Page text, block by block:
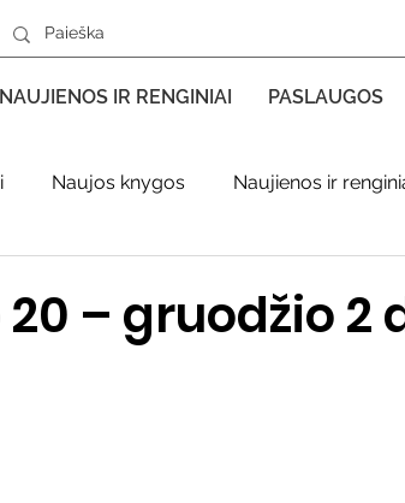
NAUJIENOS IR RENGINIAI PASLAUGOS
Naujos knygos Naujienos ir
– gruodžio 2